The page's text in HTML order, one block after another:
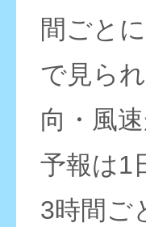
間ごと
で見ら
向・風
予報は1
3時間ご